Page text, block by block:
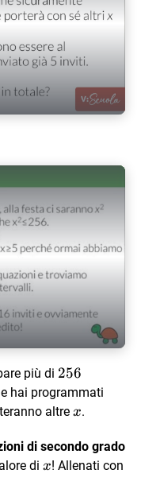
Video
Video
più di 256
256
hai programmati
altre x
x.
di secondo grado
di x
x! Allenati con